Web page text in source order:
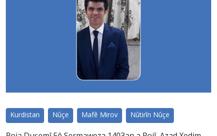
Kurdistan Nûçe Mafê Mirov Nûtirîn Nûçe